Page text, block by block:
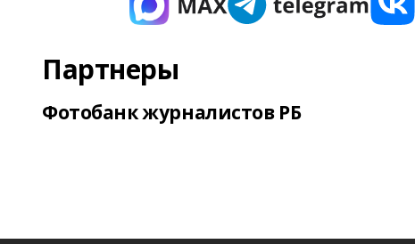
Партнеры
Фотобанк журналистов РБ